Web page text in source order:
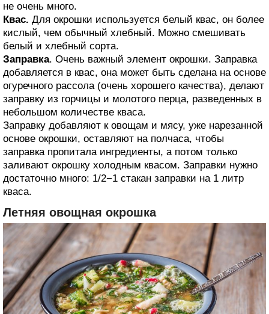
не очень много.
Квас. Для окрошки используется белый квас, он более
кислый, чем обычный хлебный. Можно смешивать
белый и хлебный сорта.
Заправка. Очень важный элемент окрошки. Заправка
добавляется в квас, она может быть сделана на основе
огуречного рассола (очень хорошего качества), делают
заправку из горчицы и молотого перца, разведенных в
небольшом количестве кваса.
Заправку добавляют к овощам и мясу, уже нарезанной
основе окрошки, оставляют на полчаса, чтобы
заправка пропитала ингредиенты, а потом только
заливают окрошку холодным квасом. Заправки нужно
достаточно много: 1/2−1 стакан заправки на 1 литр
кваса.
Летняя овощная окрошка